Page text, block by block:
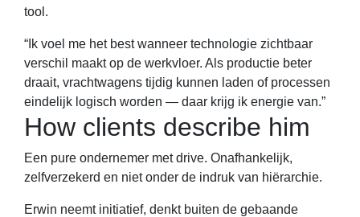
tool.
“Ik voel me het best wanneer technologie zichtbaar
verschil maakt op de werkvloer. Als productie beter
draait, vrachtwagens tijdig kunnen laden of processen
eindelijk logisch worden — daar krijg ik energie van.”
How clients describe him
Een pure ondernemer met drive. Onafhankelijk,
zelfverzekerd en niet onder de indruk van hiërarchie.
Erwin neemt initiatief, denkt buiten de gebaande